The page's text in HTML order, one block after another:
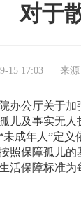
对于
15 17:03 来
办公厅关于加
孤儿及事实无
未成年人”定
照保障孤儿
活保障标准为